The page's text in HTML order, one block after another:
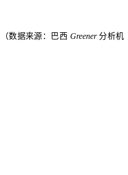
数据来源：巴西 Greener分析机